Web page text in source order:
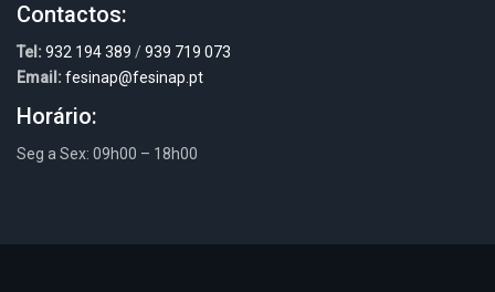
Contactos:
Tel: 932 194 389 /939 719 073
Email: fesinap@fesinap.pt
Horário:
Seg a Sex: 09h00 – 18h00